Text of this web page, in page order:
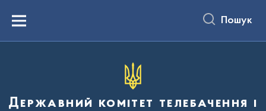
вмістуMenu Пошук
Державний комітет телебачення і